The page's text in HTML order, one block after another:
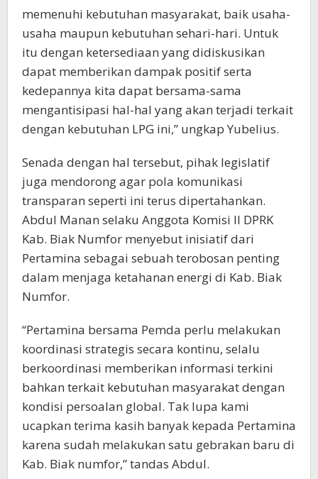
memenuhi kebutuhan masyarakat, baik usaha-
usaha maupun kebutuhan sehari-hari. Untuk
itu dengan ketersediaan yang didiskusikan
dapat memberikan dampak positif serta
kedepannya kita dapat bersama-sama
mengantisipasi hal-hal yang akan terjadi terkait
dengan kebutuhan LPG ini,” ungkap Yubelius.
Senada dengan hal tersebut, pihak legislatif
juga mendorong agar pola komunikasi
transparan seperti ini terus dipertahankan.
Abdul Manan selaku Anggota Komisi II DPRK
Kab. Biak Numfor menyebut inisiatif dari
Pertamina sebagai sebuah terobosan penting
dalam menjaga ketahanan energi di Kab. Biak
Numfor.
“Pertamina bersama Pemda perlu melakukan
koordinasi strategis secara kontinu, selalu
berkoordinasi memberikan informasi terkini
bahkan terkait kebutuhan masyarakat dengan
kondisi persoalan global. Tak lupa kami
ucapkan terima kasih banyak kepada Pertamina
karena sudah melakukan satu gebrakan baru di
Kab. Biak numfor,” tandas Abdul.